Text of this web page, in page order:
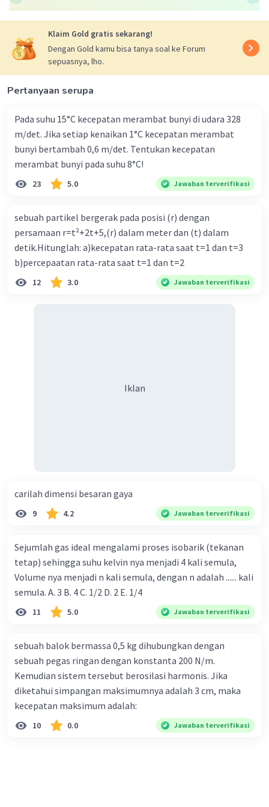
ω ~ v (2 benar)
as = ω r
as ~ ω (3 salah)
v = ωr
v~r (4 benar)
Jadi jawaban yang tepat adalah D. (2) dan (4).
Beri Rating Balas
Muhammad R Level 11
jawaban pada option yang tepat (C) ya
semoga membantu jadikan jawaban terbaik ya🙏
Klaim Gold gratis sekarang!
Dengan Gold kamu bisa tanya soal ke Forum
sepuasnya, lho.
Pertanyaan serupa
Pada suhu 15°C kecepatan merambat bunyi di udara 328
m/det. Jika setiap kenaikan 1°C kecepatan merambat
bunyi bertambah 0,6 m/det. Tentukan kecepatan
merambat bunyi pada suhu 8°C!
23 5.0 Jawaban terverifikasi
sebuah partikel bergerak pada posisi (r) dengan
persamaan r=t²+2t+5,(r) dalam meter dan (t) dalam
detik.Hitunglah: a)kecepatan rata-rata saat t=1 dan t=3
b)percepaatan rata-rata saat t=1 dan t=2
12 3.0 Jawaban terverifikasi
Iklan
carilah dimensi besaran gaya
9 4.2 Jawaban terverifikasi
Sejumlah gas ideal mengalami proses isobarik (tekanan
tetap) sehingga suhu kelvin nya menjadi 4 kali semula,
Volume nya menjadi n kali semula, dengan n adalah ...... kali
semula. A. 3 B. 4 C. 1/2 D. 2 E. 1/4
11 5.0 Jawaban terverifikasi
sebuah balok bermassa 0,5 kg dihubungkan dengan
sebuah pegas ringan dengan konstanta 200 N/m.
Kemudian sistem tersebut berosilasi harmonis. Jika
diketahui simpangan maksimumnya adalah 3 cm, maka
kecepatan maksimum adalah:
10 0.0 Jawaban terverifikasi